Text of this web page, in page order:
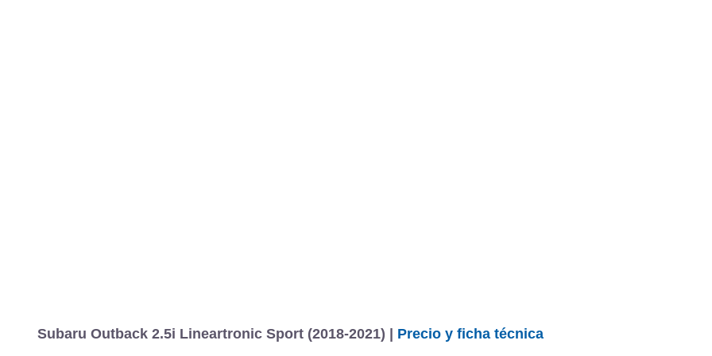
Subaru Outback 2.5i Lineartronic Sport (2018-2021) | Precio y ficha técnica